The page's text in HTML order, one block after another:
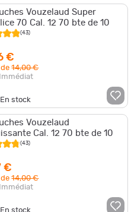
Vouzelaud Super
70 Cal. 12 70 bte de 10
(43)
€
de14,00 €
stock
Vouzelaud
Cal. 12 70 bte de 10
(43)
€
de14,00 €